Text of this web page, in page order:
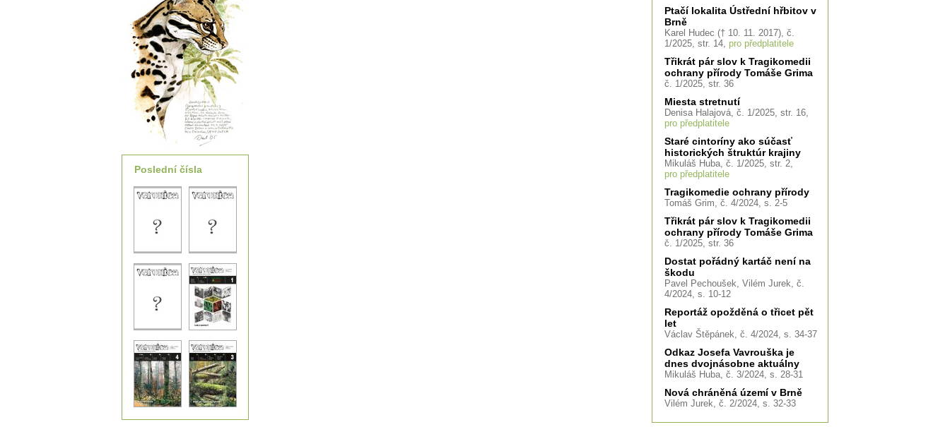
Poslední čísla
Ptačí lokalita Ústřední hřbitov v
Brně
Karel Hudec († 10. 11. 2017), č.
1/2025, str. 14, pro předplatitele
Třikrát pár slov k Tragikomedii
ochrany přírody Tomáše Grima
č. 1/2025, str. 36
Miesta stretnutí
Denisa Halajová, č. 1/2025, str. 16,
pro předplatitele
Staré cintoríny ako súčasť
historických štruktúr krajiny
Mikuláš Huba, č. 1/2025, str. 2,
pro předplatitele
Tragikomedie ochrany přírody
Tomáš Grim, č. 4/2024, s. 2-5
Třikrát pár slov k Tragikomedii
ochrany přírody Tomáše Grima
č. 1/2025, str. 36
Dostat pořádný kartáč není na
škodu
Pavel Pechoušek, Vilém Jurek, č.
4/2024, s. 10-12
Reportáž opožděná o třicet pět
let
Václav Štěpánek, č. 4/2024, s. 34-37
Odkaz Josefa Vavrouška je
dnes dvojnásobne aktuálny
Mikuláš Huba, č. 3/2024, s. 28-31
Nová chráněná území v Brně
Vilém Jurek, č. 2/2024, s. 32-33